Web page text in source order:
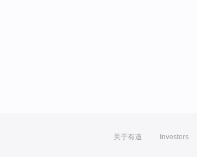
关于有道 Investors